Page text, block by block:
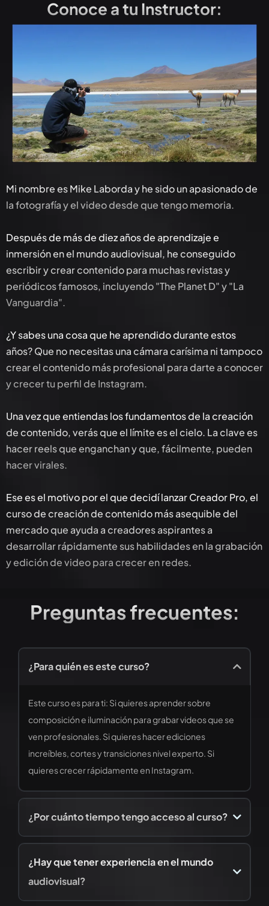
Conoce a tu Instructor:
Mi nombre es Mike Laborda y he sido un apasionado de
la fotografía y el video desde que tengo memoria.
Después de más de diez años de aprendizaje e
inmersión en el mundo audiovisual, he conseguido
escribir y crear contenido para muchas revistas y
periódicos famosos, incluyendo "The Planet D" y "La
Vanguardia".
¿Y sabes una cosa que he aprendido durante estos
años? Que no necesitas una cámara carísima ni tampoco
crear el contenido más profesional para darte a conocer
y crecer tu perfil de Instagram.
Una vez que entiendas los fundamentos de la creación
de contenido, verás que el límite es el cielo. La clave es
hacer reels que enganchan y que, fácilmente, pueden
hacer virales.
Ese es el motivo por el que decidí lanzar Creador Pro, el
curso de creación de contenido más asequible del
mercado que ayuda a creadores aspirantes a
desarrollar rápidamente sus habilidades en la grabación
y edición de video para crecer en redes.
Preguntas frecuentes:
¿Para quién es este curso?
Este curso es para ti: Si quieres aprender sobre
composición e iluminación para grabar videos que se
ven profesionales. Si quieres hacer ediciones
increíbles, cortes y transiciones nivel experto. Si
quieres crecer rápidamente en Instagram.
¿Por cuánto tiempo tengo acceso al curso?
¿Hay que tener experiencia en el mundo
audiovisual?